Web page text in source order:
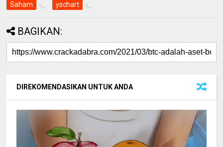
Saham yschart
BAGIKAN:
DIREKOMENDASIKAN UNTUK ANDA